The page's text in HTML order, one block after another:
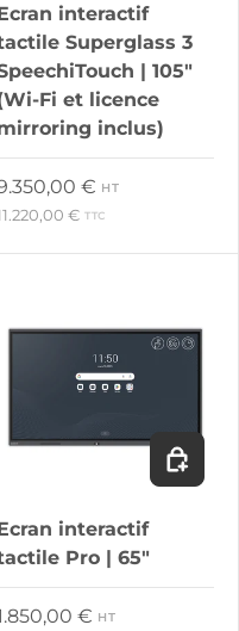
interactif
Superglass 3
| 105"
Fi et licence
inclus)
habituel
€ HT
€ TTC
interactif
Pro | 65"
habituel
€ HT
Ajouter